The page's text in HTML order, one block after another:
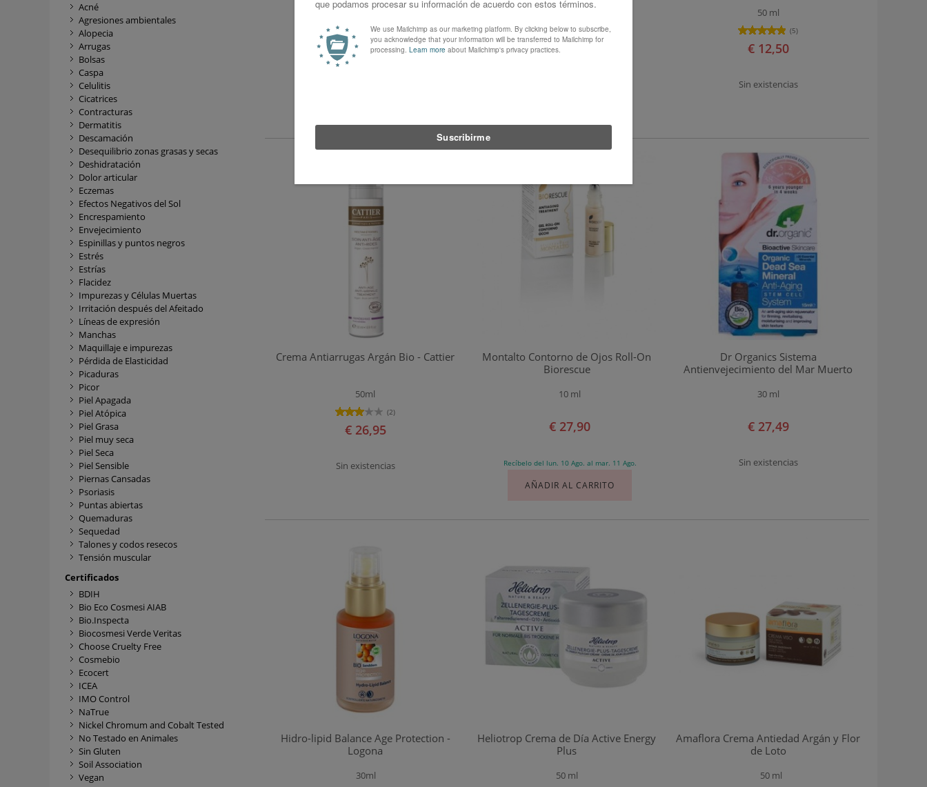
30 ml
€ 18,30
(7)
€ 15,49
50 ml
(5)
€ 12,50
Sin existencias
Crema Antiarrugas Argán Bio - Cattier
50ml
(2)
€ 26,95
Sin existencias
Montalto Contorno de Ojos Roll-On
Biorescue
10 ml
€ 27,90
Recíbelo del lun. 10 Ago. al mar. 11 Ago.
AÑADIR AL CARRITO
Dr Organics Sistema
Antienvejecimiento del Mar Muerto
30 ml
€ 27,49
Sin existencias
Hidro-lipid Balance Age Protection -
Logona
30ml
Heliotrop Crema de Día Active Energy
Plus
50 ml
Amaflora Crema Antiedad Argán y Flor
de Loto
50 ml
Acné
Agresiones ambientales
Alopecia
Arrugas
Bolsas
Caspa
Celulitis
Cicatrices
Contracturas
Dermatitis
Descamación
Desequilibrio zonas grasas y secas
Deshidratación
Dolor articular
Eczemas
Efectos Negativos del Sol
Encrespamiento
Envejecimiento
Espinillas y puntos negros
Estrés
Estrías
Flacidez
Impurezas y Células Muertas
Irritación después del Afeitado
Líneas de expresión
Manchas
Maquillaje e impurezas
Pérdida de Elasticidad
Picaduras
Picor
Piel Apagada
Piel Atópica
Piel Grasa
Piel muy seca
Piel Seca
Piel Sensible
Piernas Cansadas
Psoriasis
Puntas abiertas
Quemaduras
Sequedad
Talones y codos resecos
Tensión muscular
Certificados
BDIH
Bio Eco Cosmesi AIAB
Bio.Inspecta
Biocosmesi Verde Veritas
Choose Cruelty Free
Cosmebio
Ecocert
ICEA
IMO Control
NaTrue
Nickel Chromum and Cobalt Tested
No Testado en Animales
Sin Gluten
Soil Association
Vegan